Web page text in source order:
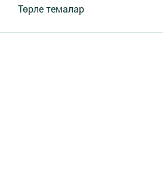
Төрле темалар